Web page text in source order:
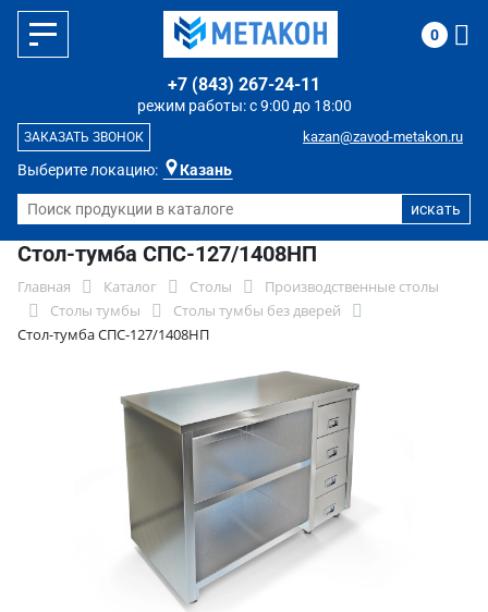
Выберите локацию: Казань
режим работы: с 9:00 до 18:00
+7 (843) 267-24-11
kazan@zavod-metakon.ru
ЗАКАЗАТЬ ЗВОНОК
0
Стол-тумба СПС-127/1408НП
Главная Каталог Столы
Производственные столы
Столы тумбы
Столы тумбы без дверей
Стол-тумба СПС-127/1408НП